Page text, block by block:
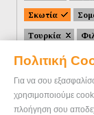
Πολιτική
Για να σου
χρησιμοποιούμε
πλοήγηση σου
Σκωτία
Τουρκία